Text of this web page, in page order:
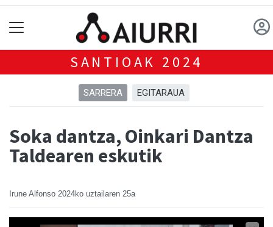
SANTIOAK 2024
SARRERA EGITARAUA
Soka dantza, Oinkari Dantza
Taldearen eskutik
Irune Alfonso 2024ko uztailaren 25a